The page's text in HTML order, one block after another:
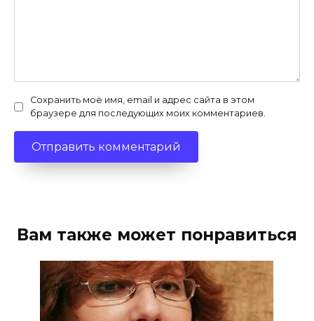
Сохранить моё имя, email и адрес сайта в этом
браузере для последующих моих комментариев.
Вам также может понравиться